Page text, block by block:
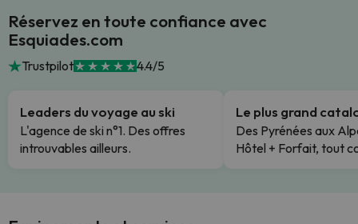
Réservez en toute confiance avec
Esquiades.com
Trustpilot 4.4/5
Leaders du voyage au ski
L'agence de ski n°1. Des offres
introuvables ailleurs.
Le plus grand
Des Pyrénées aux
Hôtel + Forfait, tout